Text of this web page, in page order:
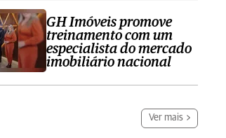
GH Imóveis promove
treinamento com um
especialista do mercado
imobiliário nacional
Ver mais